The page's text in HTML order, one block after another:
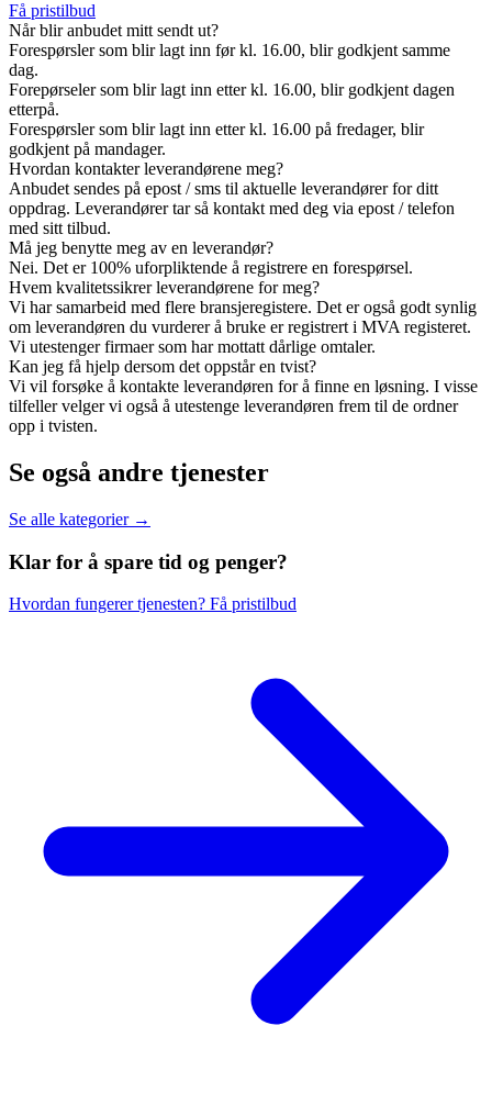
Få pristilbud
Når blir anbudet mitt sendt ut?
Forespørsler som blir lagt inn før kl. 16.00, blir godkjent samme
dag.
Forepørseler som blir lagt inn etter kl. 16.00, blir godkjent dagen
etterpå.
Forespørsler som blir lagt inn etter kl. 16.00 på fredager, blir
godkjent på mandager.
Hvordan kontakter leverandørene meg?
Anbudet sendes på epost / sms til aktuelle leverandører for ditt
oppdrag. Leverandører tar så kontakt med deg via epost / telefon
med sitt tilbud.
Må jeg benytte meg av en leverandør?
Nei. Det er 100% uforpliktende å registrere en forespørsel.
Hvem kvalitetssikrer leverandørene for meg?
Vi har samarbeid med flere bransjeregistere. Det er også godt synlig
om leverandøren du vurderer å bruke er registrert i MVA registeret.
Vi utestenger firmaer som har mottatt dårlige omtaler.
Kan jeg få hjelp dersom det oppstår en tvist?
Vi vil forsøke å kontakte leverandøren for å finne en løsning. I visse
tilfeller velger vi også å utestenge leverandøren frem til de ordner
opp i tvisten.
Se også andre tjenester
Se alle kategorier →
Klar for å spare tid og penger?
Hvordan fungerer tjenesten? Få pristilbud